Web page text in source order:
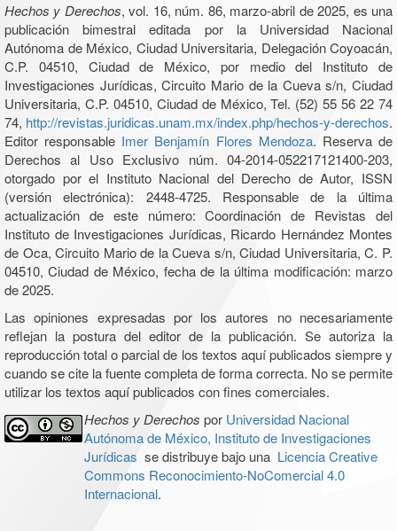
Hechos y Derechos, vol. 16, núm. 86, marzo-abril de 2025, es una
publicación bimestral editada por la Universidad Nacional
Autónoma de México, Ciudad Universitaria, Delegación Coyoacán,
C.P. 04510, Ciudad de México, por medio del Instituto de
Investigaciones Jurídicas, Circuito Mario de la Cueva s/n, Ciudad
Universitaria, C.P. 04510, Ciudad de México, Tel. (52) 55 56 22 74
74, http://revistas.juridicas.unam.mx/index.php/hechos-y-derechos.
Editor responsable Imer Benjamín Flores Mendoza. Reserva de
Derechos al Uso Exclusivo núm. 04-2014-052217121400-203,
otorgado por el Instituto Nacional del Derecho de Autor, ISSN
(versión electrónica): 2448-4725. Responsable de la última
actualización de este número: Coordinación de Revistas del
Instituto de Investigaciones Jurídicas, Ricardo Hernández Montes
de Oca, Circuito Mario de la Cueva s/n, Ciudad Universitaria, C. P.
04510, Ciudad de México, fecha de la última modificación: marzo
de 2025.
Las opiniones expresadas por los autores no necesariamente
reflejan la postura del editor de la publicación. Se autoriza la
reproducción total o parcial de los textos aquí publicados siempre y
cuando se cite la fuente completa de forma correcta. No se permite
utilizar los textos aquí publicados con fines comerciales.
Hechos y Derechos por Universidad Nacional
Autónoma de México, Instituto de Investigaciones
Jurídicas se distribuye bajo una Licencia Creative
Commons Reconocimiento-NoComercial 4.0
Internacional.